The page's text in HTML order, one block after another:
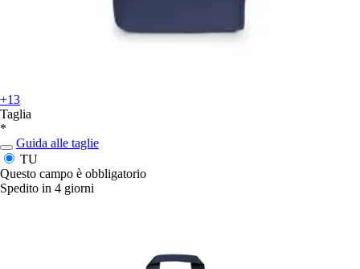
+13
Taglia
*
Guida alle taglie
TU
Questo campo è obbligatorio
Spedito in 4 giorni